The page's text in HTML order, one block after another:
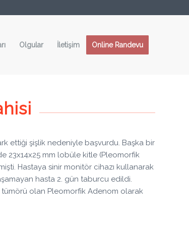
Olgular İletişim Online Randevu
ettiği şişlik nedeniyle başvurdu. Başka bir
23x14x25 mm lobüle kitle (Pleomorfik
Hastaya sinir monitör cihazı kullanarak
hasta 2. gün taburcu edildi.
tümörü olan Pleomorfik Adenom olarak